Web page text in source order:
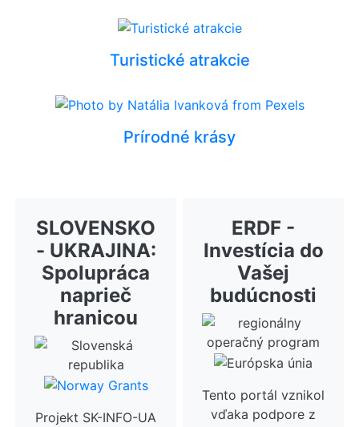
Turistické atrakcie
Prírodné krásy
SLOVENSKO
- UKRAJINA:
Spolupráca
naprieč
hranicou
Projekt SK-INFO-UA
ERDF -
Investícia do
Vašej
budúcnosti
Tento portál vznikol
vďaka podpore z